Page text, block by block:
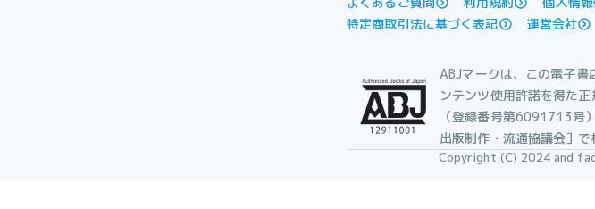
特定商取引法に基づく表記
運営会社
ABJマークは、この電子書
ンテンツ使用許諾を得た
（登録番号第6091713号
出版制作・流通協議会］で
Copyright (C) 2024 and